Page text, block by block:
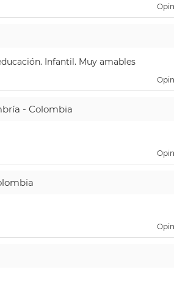
Infantil. Muy amables
- Colombia